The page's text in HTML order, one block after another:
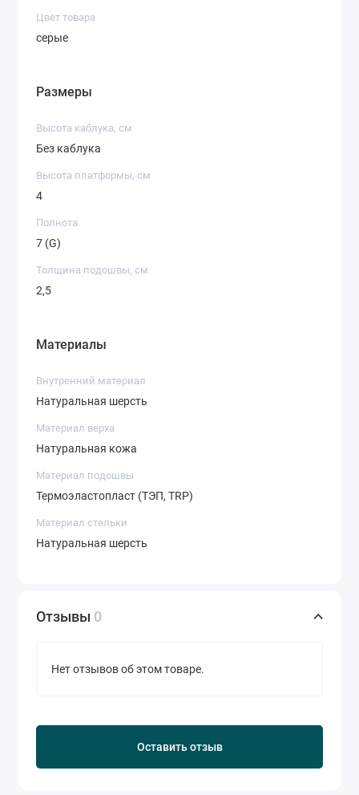
Цвет товара
серые
Размеры
Высота каблука, см
Без каблука
Высота платформы, см
4
Полнота
7 (G)
Толщина подошвы, см
2,5
Материалы
Внутренний материал
Натуральная шерсть
Материал верха
Натуральная кожа
Материал подошвы
Термоэластопласт (ТЭП, TRP)
Материал стельки
Натуральная шерсть
Отзывы 0
Нет отзывов об этом товаре.
Оставить отзыв